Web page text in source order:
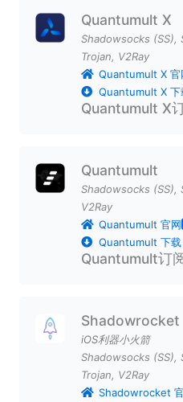
Quantumult X
Shadowsocks (SS),
Trojan, V2Ray
Quantumult X 官
Quantumult X 下
Quantumult X
Quantumult
Shadowsocks (SS),
V2Ray
Quantumult 官网
Quantumult 下载
Quantumult订
Shadowrocket
iOS利器小火箭
Shadowsocks (SS),
Trojan, V2Ray
Shadowrocket